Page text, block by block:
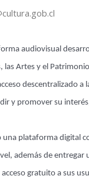
audiovisual
las Artes y el
descentralizado a
y promover su
una plataforma digital
además de entregar
gratuito a sus